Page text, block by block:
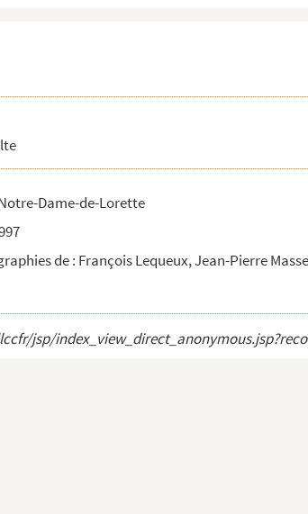
Dame-de-Lorette
de : François Lequeux, Jean-Pierre
jsp/